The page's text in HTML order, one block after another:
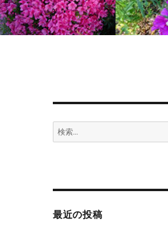
検
索:
最近の投稿